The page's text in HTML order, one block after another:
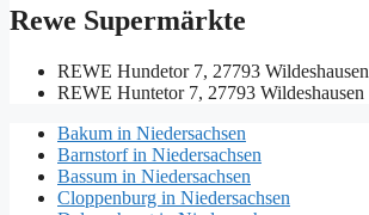
Rewe Supermärkte
REWE Hundetor 7, 27793 Wildeshausen
REWE Huntetor 7, 27793 Wildeshausen
Bakum in Niedersachsen
Barnstorf in Niedersachsen
Bassum in Niedersachsen
Cloppenburg in Niedersachsen